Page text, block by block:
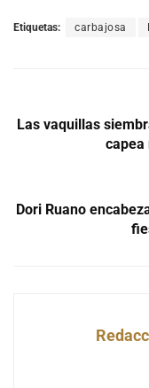
Etiquetas: carbajosa
Las vaquillas
capea
Dori Ruano